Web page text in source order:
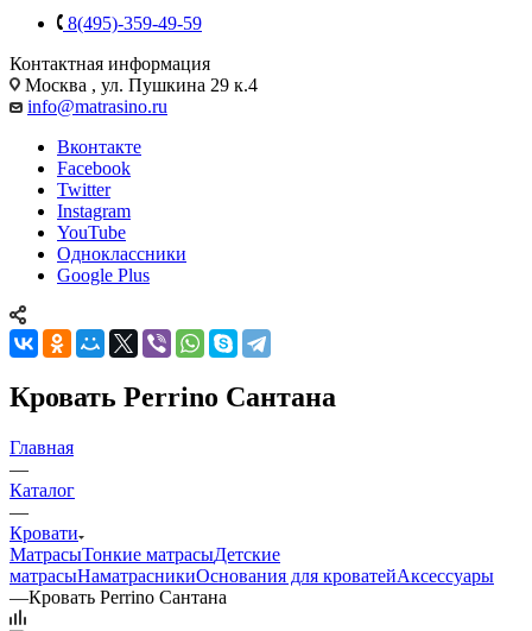
8(495)-359-49-59
Контактная информация
Москва , ул. Пушкина 29 к.4
info@matrasino.ru
Вконтакте
Facebook
Twitter
Instagram
YouTube
Одноклассники
Google Plus
Кровать Perrino Сантана
Главная
—
Каталог
—
Кровати
МатрасыТонкие матрасыДетские
матрасыНаматрасникиОснования для кроватейАксессуары
—Кровать Perrino Сантана